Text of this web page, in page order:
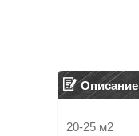
Описание
20-25 м2